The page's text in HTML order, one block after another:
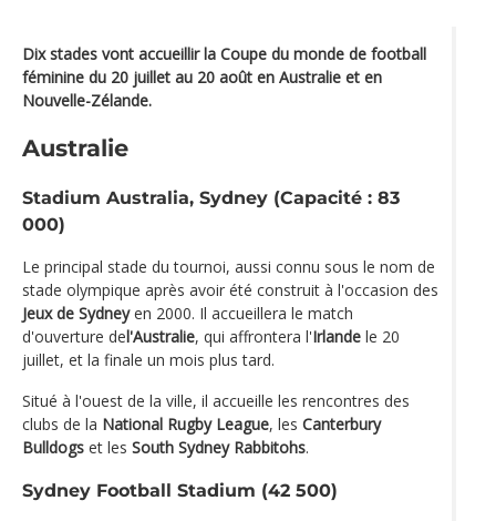
Dix stades vont accueillir la Coupe du monde de football
féminine du 20 juillet au 20 août en Australie et en
Nouvelle-Zélande.
Australie
Stadium Australia, Sydney (Capacité : 83
000)
Le principal stade du tournoi, aussi connu sous le nom de
stade olympique après avoir été construit à l'occasion des
Jeux de Sydneyen 2000. Il accueillera le match
d'ouverture del'Australie, qui affrontera l'Irlande le 20
juillet, et la finale un mois plus tard.
Situé à l'ouest de la ville, il accueille les rencontres des
clubs de la National Rugby League, les Canterbury
Bulldogs et les South Sydney Rabbitohs.
Sydney Football Stadium (42 500)